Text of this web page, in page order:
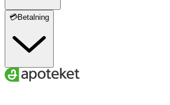
💳Betalning